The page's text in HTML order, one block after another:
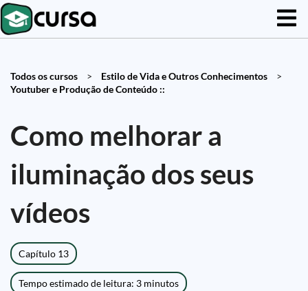
Todos os cursos > Estilo de Vida e Outros Conhecimentos
>
Youtuber e Produção de Conteúdo ::
Como melhorar a
iluminação dos seus
vídeos
Capítulo 13
Tempo estimado de leitura: 3 minutos